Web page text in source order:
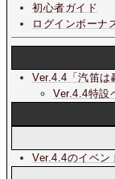
初心者ガイド
ログインボーナ
Ver.4.4「汽笛は
Ver.4.4特設
Ver.4.4のイベン